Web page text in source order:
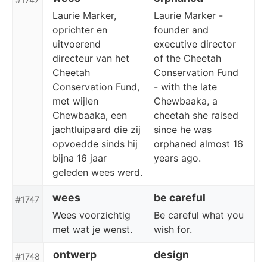
Laurie Marker,
oprichter en
uitvoerend
directeur van het
Cheetah
Conservation Fund,
met wijlen
Chewbaaka, een
jachtluipaard die zij
opvoedde sinds hij
bijna 16 jaar
geleden wees werd.
Laurie Marker -
founder and
executive director
of the Cheetah
Conservation Fund
- with the late
Chewbaaka, a
cheetah she raised
since he was
orphaned almost 16
years ago.
#1747 wees be careful
Wees voorzichtig
met wat je wenst.
Be careful what you
wish for.
#1748 ontwerp design